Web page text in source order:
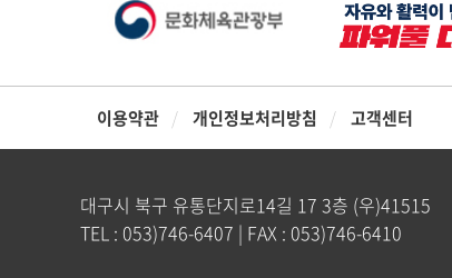
이용약관 개인정보처리방침 고객센터
대구시 북구 유통단지로14길 17 3층 (우)41515
TEL : 053)746-6407 | FAX : 053)746-6410